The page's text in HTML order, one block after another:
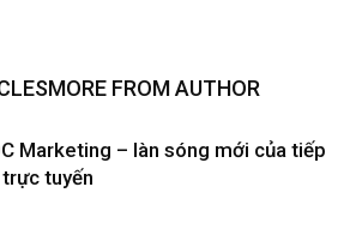
MORE FROM AUTHOR
Marketing – làn sóng mới của tiếp
tuyến